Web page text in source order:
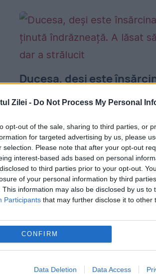
Zilei - Do Not Process My Personal
opt-out of the sale, sharing to third parties, or
for targeted advertising by us, please
selection. Please note that after your opt-out
interest-based ads based on personal
to third parties prior to your opt-out.
of your personal information by third
This information may also be disclosed by us to
Participants that may further disclose it to other
CONFIRM
Data Deletion Data Access
Ducesa, deși este
tot, dar a strălucit
1 NOIEMBRIE 2018
Tabloidul britanic The Sun a
cu ducesa Meghan de
foarte îndrăzneață,
să i se vadă lenjeria intimă.
anunțat recent...